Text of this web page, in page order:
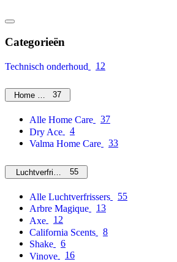
Categorieën
Technisch onderhoud 12
Home Care37
Alle Home Care
37
Dry Ace
4
Valma Home Care
33
Luchtverfrissers55
Alle Luchtverfrissers
55
Arbre Magique
13
Axe
12
California Scents
8
Shake
6
Vinove
16